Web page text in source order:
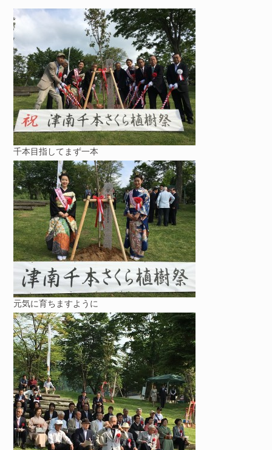
千本目指してまず一本
元気に育ちますように